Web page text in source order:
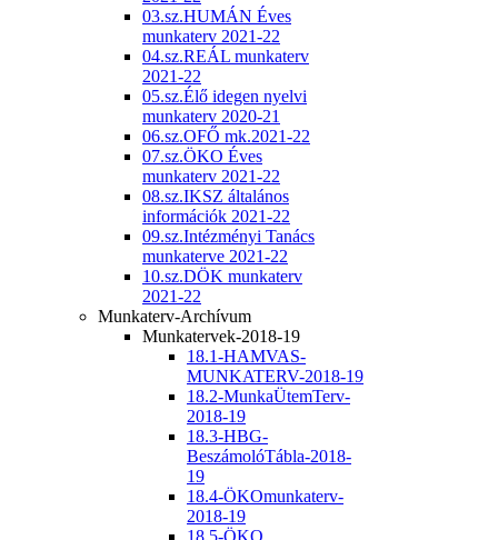
03.sz.HUMÁN Éves
munkaterv 2021-22
04.sz.REÁL munkaterv
2021-22
05.sz.Élő idegen nyelvi
munkaterv 2020-21
06.sz.OFŐ mk.2021-22
07.sz.ÖKO Éves
munkaterv 2021-22
08.sz.IKSZ általános
információk 2021-22
09.sz.Intézményi Tanács
munkaterve 2021-22
10.sz.DÖK munkaterv
2021-22
Munkaterv-Archívum
Munkatervek-2018-19
18.1-HAMVAS-
MUNKATERV-2018-19
18.2-MunkaÜtemTerv-
2018-19
18.3-HBG-
BeszámolóTábla-2018-
19
18.4-ÖKOmunkaterv-
2018-19